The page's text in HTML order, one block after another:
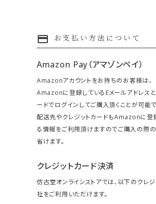
payment お支払い方法について
Amazon Pay（アマゾンペイ）
Amazonアカウントをお持ちのお客様は、
Amazonに登録しているEメールアドレス
ードでログインしてご購入頂くことが可能で
配送先やクレジットカードもAmazonに登
る情報をご利用頂けますのでご購入の際
省けます。
クレジットカード決済
仿古堂オンラインストアでは、以下のクレジ
社をご利用いただけます。